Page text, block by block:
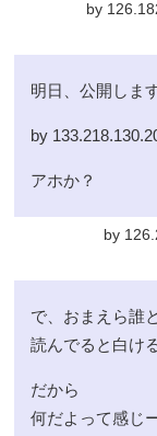
by
明日、公開しま
by
アホか？
by
で、おまえら誰
読んでると白け
だから
何だよって感じ